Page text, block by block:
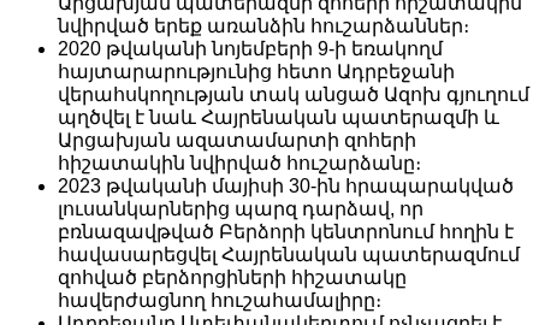
նվիրված երեք առանձին հուշարձաններ։
2020 թվականի նոյեմբերի 9-ի եռակողմ
հայտարարությունից հետո Ադրբեջանի
վերահսկողության տակ անցած Ազոխ գյուղում
պղծվել է նաև Հայրենական պատերազմի և
Արցախյան ազատամարտի զոհերի
հիշատակին նվիրված հուշարձանը։
2023 թվականի մայիսի 30-ին հրապարակված
լուսանկարներից պարզ դարձավ, որ
բռնազավթված Բերձորի կենտրոնում հողին է
հավասարեցվել Հայրենական պատերազմում
զոհված բերձորցիների հիշատակը
հավերժացնող հուշահամալիրը։